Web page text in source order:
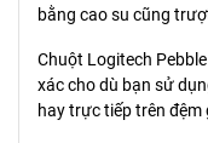
bằng cao su cũng
Chuột Logitech
xác cho dù bạn sử
hay trực tiếp trên đệm